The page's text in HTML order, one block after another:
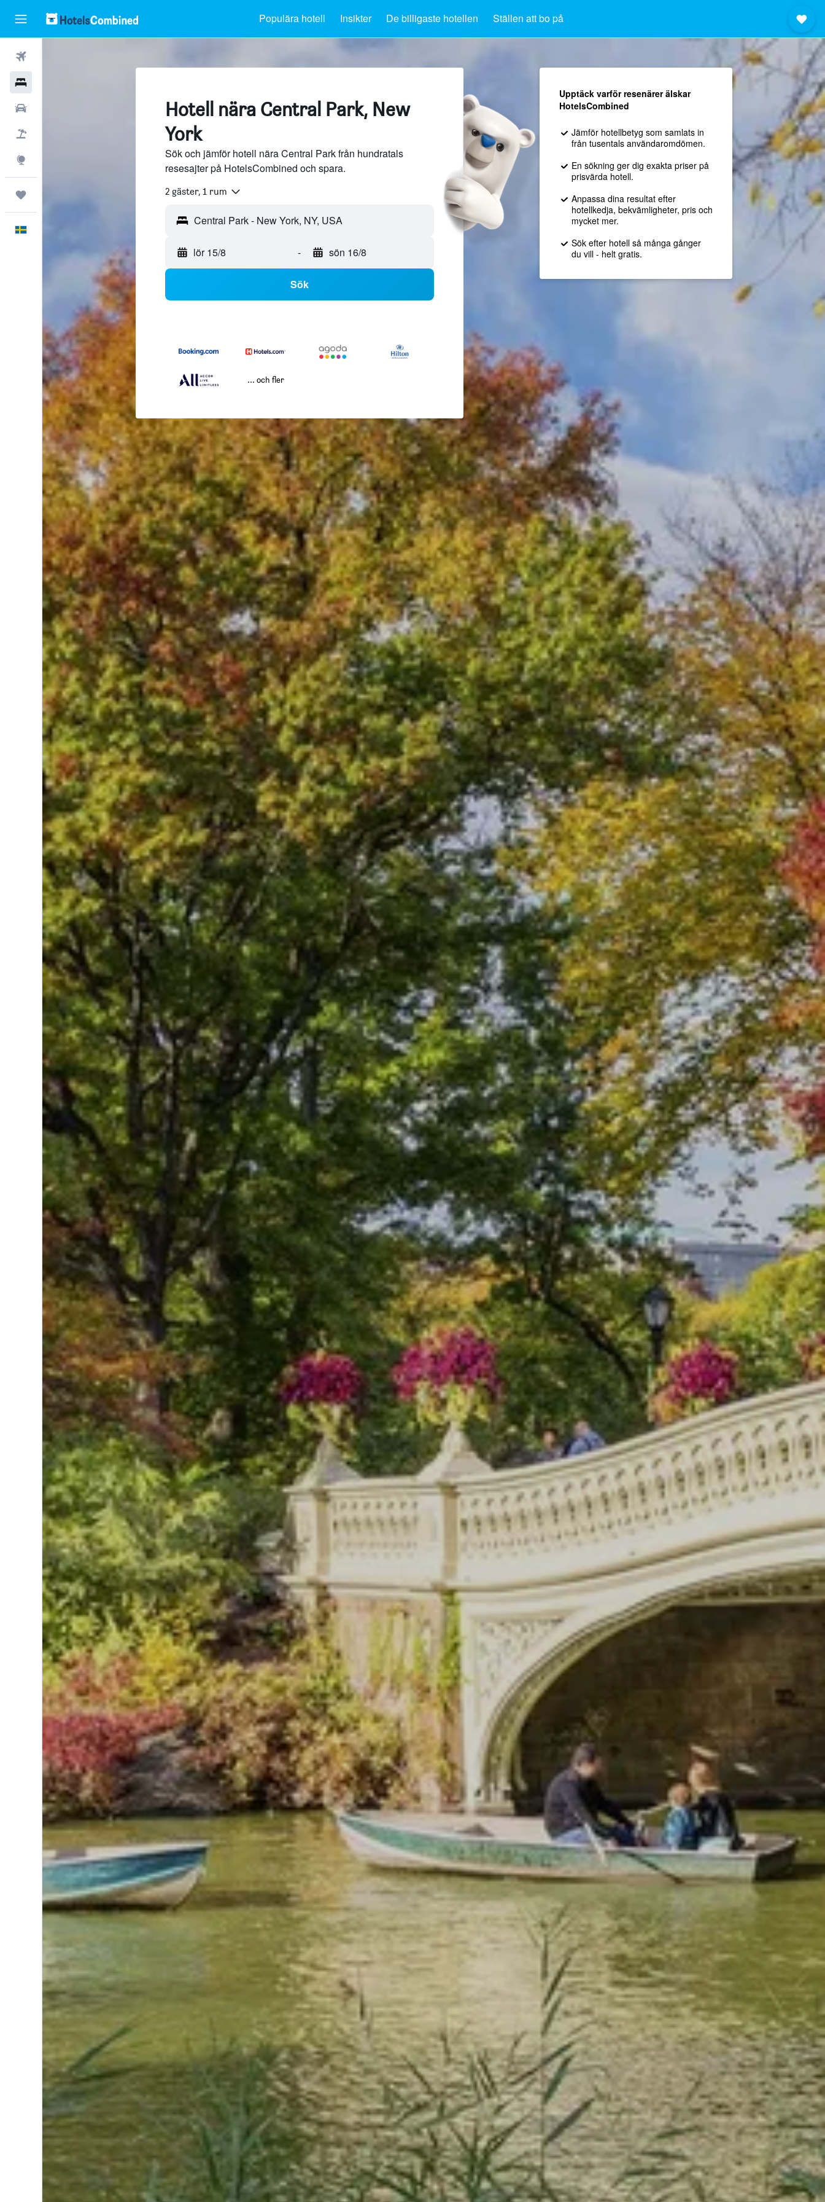
Populära hotell Insikter De billigaste hotellen Ställen att bo på
Hotell nära Central Park, New
York
Sök och jämför hotell nära Central Park från hundratals
resesajter på HotelsCombined och spara.
2 gäster, 1 rum
lör 15/8 - sön 16/8
Sök
... och fler
Upptäck varför resenärer älskar
HotelsCombined
Jämför hotellbetyg som samlats in
från tusentals användaromdömen.
En sökning ger dig exakta priser på
prisvärda hotell.
Anpassa dina resultat efter
hotellkedja, bekvämligheter, pris och
mycket mer.
Sök efter hotell så många gånger
du vill - helt gratis.